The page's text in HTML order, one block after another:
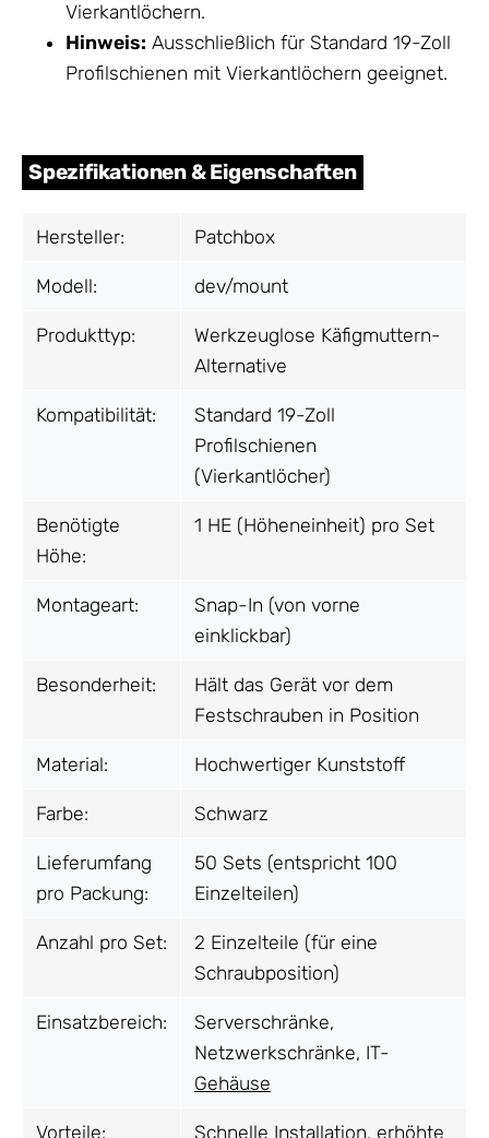
Vierkantlöchern.
Hinweis: Ausschließlich für Standard 19-Zoll
Profilschienen mit Vierkantlöchern geeignet.
Spezifikationen & Eigenschaften
Hersteller: Patchbox
Modell: dev/mount
Produkttyp:
Werkzeuglose Käfigmuttern-
Alternative
Kompatibilität:
Standard 19-Zoll
Profilschienen
(Vierkantlöcher)
Benötigte
Höhe:
1 HE (Höheneinheit) pro Set
Montageart:
Snap-In (von vorne
einklickbar)
Besonderheit:
Hält das Gerät vor dem
Festschrauben in Position
Material: Hochwertiger Kunststoff
Farbe: Schwarz
Lieferumfang
pro Packung:
50 Sets (entspricht 100
Einzelteilen)
Anzahl pro Set:
2 Einzelteile (für eine
Schraubposition)
Einsatzbereich:
Serverschränke,
Netzwerkschränke, IT-
Gehäuse
Vorteile: Schnelle Installation, erhöhte